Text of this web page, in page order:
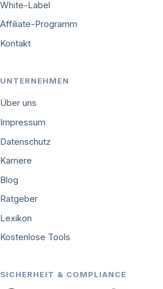
White-Label
Affiliate-Programm
Kontakt
UNTERNEHMEN
Über uns
Impressum
Datenschutz
Karriere
Blog
Ratgeber
Lexikon
Kostenlose Tools
SICHERHEIT & COMPLIANCE